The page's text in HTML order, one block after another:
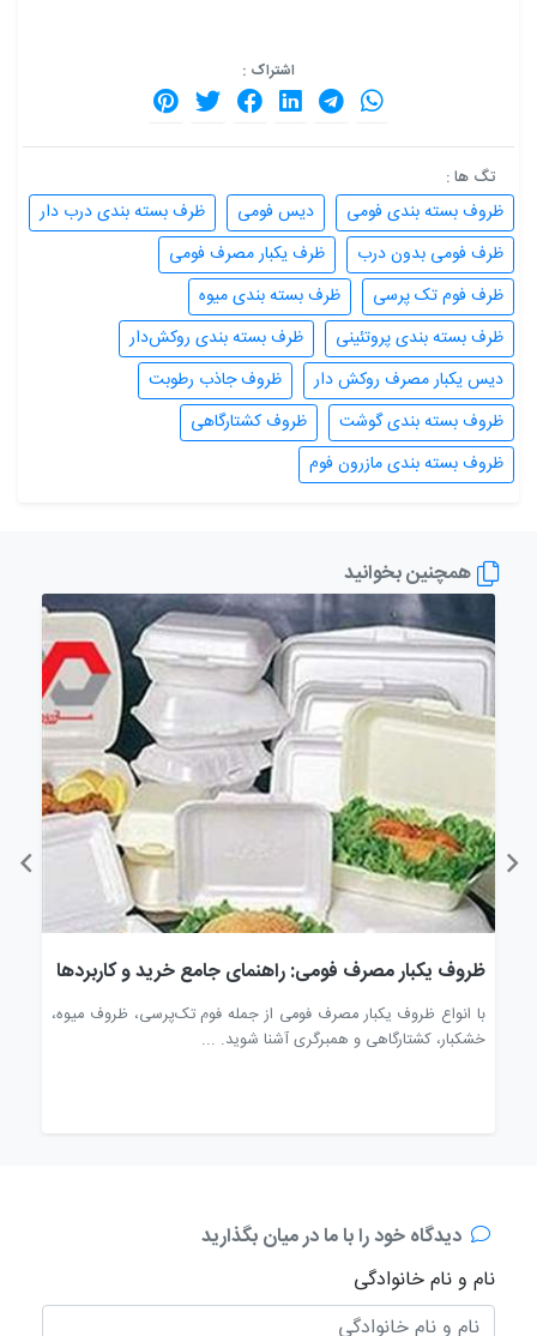
اشتراک :
تگ ها :
ظروف بسته بندی فومی دیس فومی
ظرف بسته بندی درب دار
ظرف فومی بدون درب
ظرف یکبار مصرف فومی
ظرف فوم تک پرسی
ظرف بسته بندی میوه
ظرف بسته بندی پروتئینی
ظرف بسته بندی روکش‌دار
دیس یکبار مصرف روکش دار
ظروف جاذب رطوبت
ظروف بسته بندی گوشت
ظروف کشتارگاهی
ظروف بسته بندی مازرون فوم
همچنین بخوانید
ظروف یکبار مصرف فومی: راهنمای جامع خرید و کاربردها
با انواع ظروف یکبار مصرف فومی از جمله فوم تک‌پرسی، ظروف میوه،
خشکبار، کشتارگاهی و همبرگری آشنا شوید. ...
دیدگاه خود را با ما در میان بگذارید
نام و نام خانوادگی